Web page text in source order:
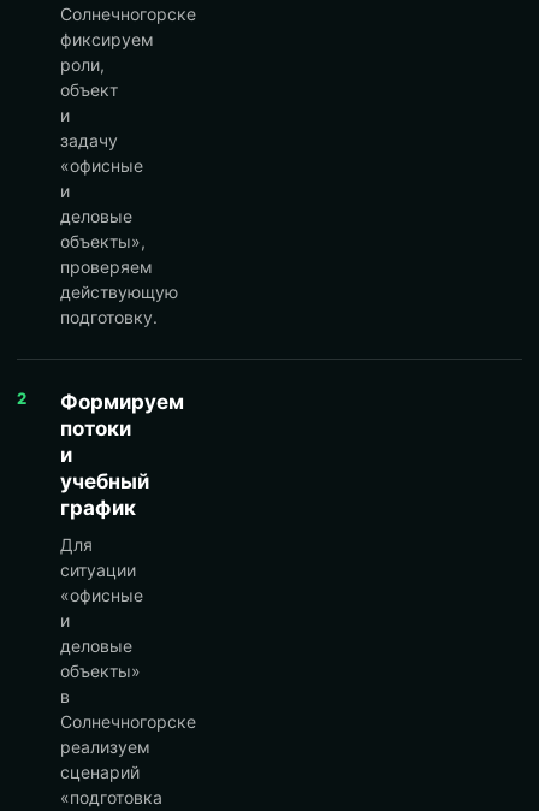
Солнечногорске
фиксируем
роли,
объект
и
задачу
«офисные
и
деловые
объекты»,
проверяем
действующую
подготовку.
2
Формируем
потоки
и
учебный
график
Для
ситуации
«офисные
и
деловые
объекты»
в
Солнечногорске
реализуем
сценарий
«подготовка